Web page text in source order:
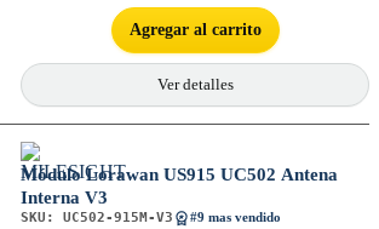
Agregar al carrito
Ver detalles
Módulo Lorawan US915 UC502 Antena
Interna V3
SKU: UC502-915M-V3 #9 mas vendido